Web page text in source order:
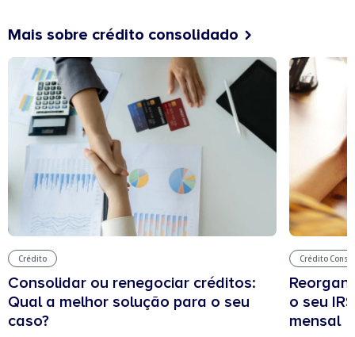
Mais sobre crédito consolidado
Crédito
Consolidar ou renegociar créditos:
Qual a melhor solução para o seu
caso?
Crédito
o seu
mensal